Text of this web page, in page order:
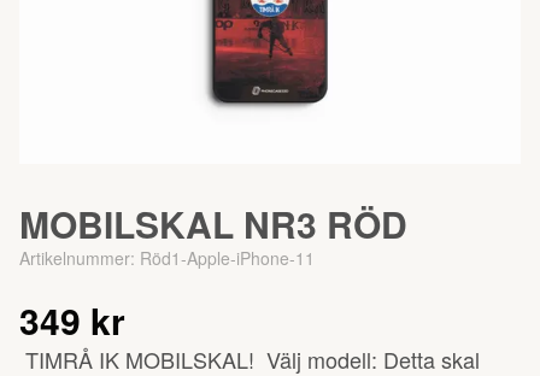
MOBILSKAL NR3 RÖD
Artikelnummer: Röd1-Apple-iPhone-11
349 kr
TIMRÅ IK MOBILSKAL! Välj modell: Detta skal